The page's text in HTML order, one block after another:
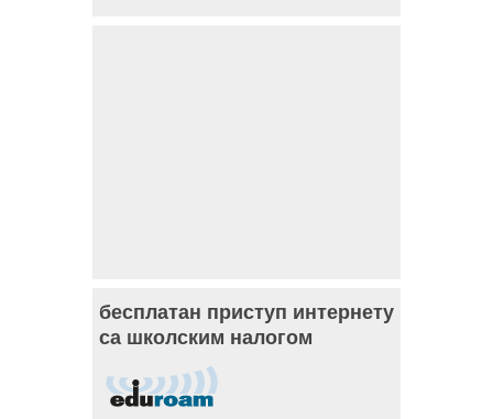
бесплатан приступ интернету
са школским налогом